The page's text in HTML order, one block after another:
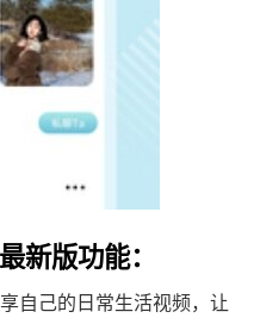
新版功能：
自己的日常生活视频，让